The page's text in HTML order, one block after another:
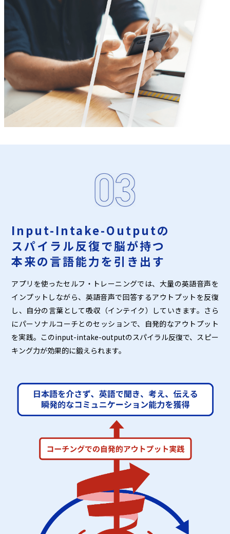
Input-Intake-Outputの
スパイラル反復で脳が持つ
本来の言語能力を引き出す
アプリを使ったセルフ・トレーニングでは、大量の英語音声を
インプットしながら、英語音声で回答するアウトプットを反復
し、自分の言葉として吸収（インテイク）していきます。さら
にパーソナルコーチとのセッションで、自発的なアウトプット
を実践。このinput-intake-outputのスパイラル反復で、スピー
キング力が効果的に鍛えられます。